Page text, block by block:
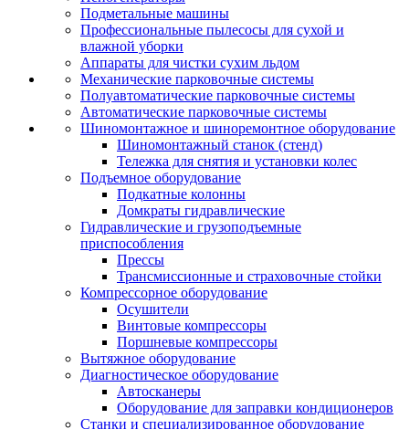
Подметальные машины
Профессиональные пылесосы для сухой и
влажной уборки
Аппараты для чистки сухим льдом
Механические парковочные системы
Полуавтоматические парковочные системы
Автоматические парковочные системы
Шиномонтажное и шиноремонтное оборудование
Шиномонтажный станок (стенд)
Тележка для снятия и установки колес
Подъемное оборудование
Подкатные колонны
Домкраты гидравлические
Гидравлические и грузоподъемные
приспособления
Прессы
Трансмиссионные и страховочные стойки
Компрессорное оборудование
Осушители
Винтовые компрессоры
Поршневые компрессоры
Вытяжное оборудование
Диагностическое оборудование
Автосканеры
Оборудование для заправки кондиционеров
Станки и специализированное оборудование